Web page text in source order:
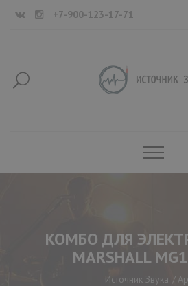
+7-900-123-17-71
КОМБО ДЛЯ
MARSHALL
Источник Звука